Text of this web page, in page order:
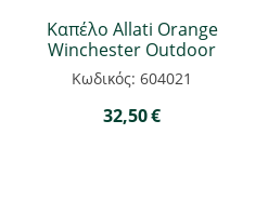
Καπέλο Allati Orange
Winchester Outdoor
Κωδικός: 604021
32,50€